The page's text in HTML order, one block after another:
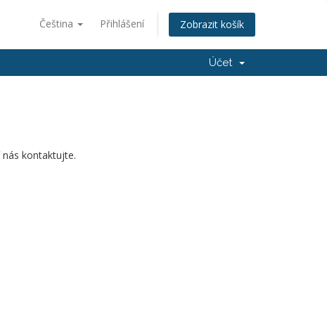
Čeština Přihlášení Zobrazit košík
Účet
kontaktujte.